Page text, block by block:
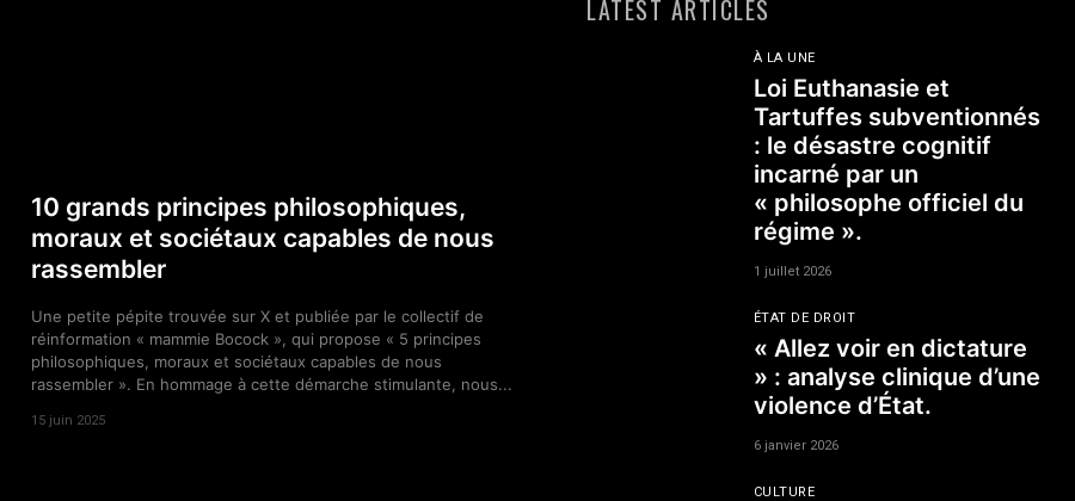
10 grands principes philosophiques,
moraux et sociétaux capables de nous
rassembler
Une petite pépite trouvée sur X et publiée par le collectif de
réinformation « mammie Bocock », qui propose « 5 principes
philosophiques, moraux et sociétaux capables de nous
rassembler ». En hommage à cette démarche stimulante, nous...
15 juin 2025
LATEST ARTICLES
À LA UNE
Loi Euthanasie et
Tartuffes subventionnés
: le désastre cognitif
incarné par un
« philosophe officiel du
régime ».
1 juillet 2026
ÉTAT DE DROIT
« Allez voir en dictature
» : analyse clinique d’une
violence d’État.
6 janvier 2026
CULTURE